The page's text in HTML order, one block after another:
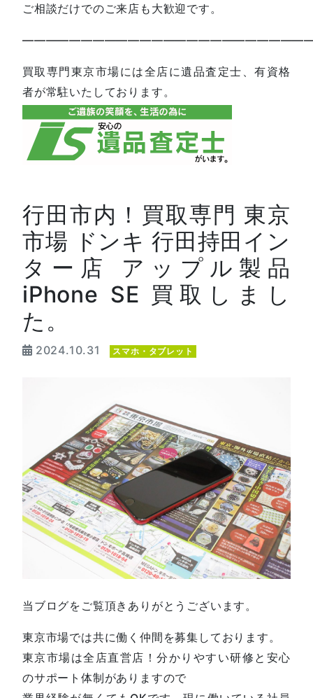
ご相談だけでのご来店も大歓迎です。
買取専門東京市場には全店に遺品査定士、有資格
者が常駐いたしております。
行田市内！買取専門 東京
市場 ドンキ 行田持田イン
ター店 アップル製品
iPhone SE 買取しまし
た。
2024.10.31 スマホ・タブレット
当ブログをご覧頂きありがとうございます。
東京市場では共に働く仲間を募集しております。
東京市場は全店直営店！分かりやすい研修と安心
のサポート体制がありますので